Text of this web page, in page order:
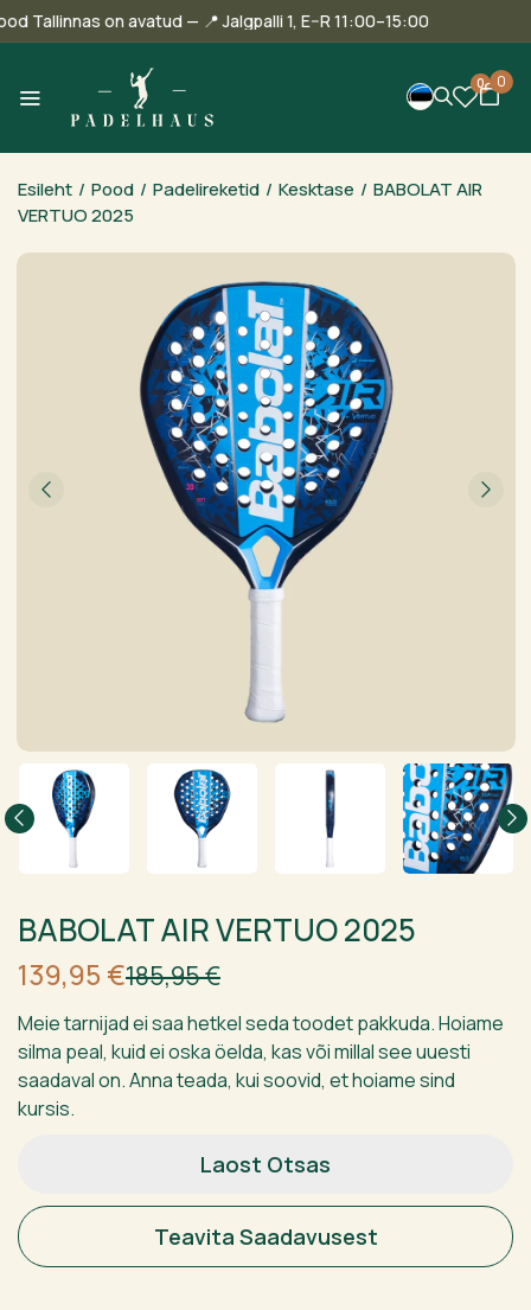
pood Tallinnas on avatud — 📍 Jalgpalli 1, E–R 11:00–15:00
0 0
Esileht / Pood / Padelireketid / Kesktase / BABOLAT AIR
VERTUO 2025
BABOLAT AIR VERTUO 2025
185,95€
Algne
hind
oli:
185,95 €.
139,95 €
Current
price
is:
139,95 €.
Meie tarnijad ei saa hetkel seda toodet pakkuda. Hoiame
silma peal, kuid ei oska öelda, kas või millal see uuesti
saadaval on. Anna teada, kui soovid, et hoiame sind
kursis.
Laost Otsas
Teavita Saadavusest